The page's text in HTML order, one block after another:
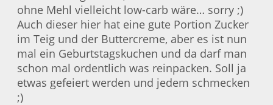
ohne Mehl vielleicht low-carb wäre… sorry ;)
Auch dieser hier hat eine gute Portion Zucker
im Teig und der Buttercreme, aber es ist nun
mal ein Geburtstagskuchen und da darf man
schon mal ordentlich was reinpacken. Soll ja
etwas gefeiert werden und jedem schmecken
;)